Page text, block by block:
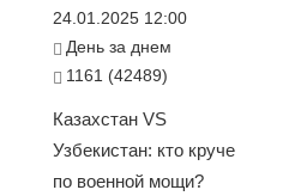
24.01.2025 12:00
День за днем
1161 (42489)
Казахстан VS
Узбекистан: кто круче
по военной мощи?